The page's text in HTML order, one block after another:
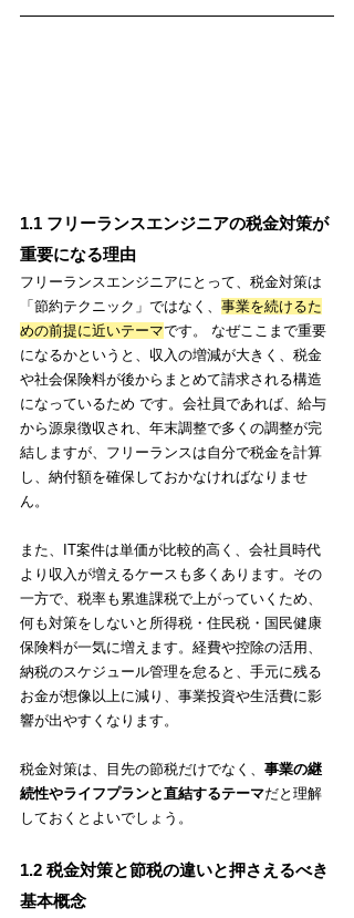
1.1 フリーランスエンジニアの税金対策が
重要になる理由
フリーランスエンジニアにとって、税金対策は
「節約テクニック」ではなく、 事業を続けるた
めの前提に近いテーマです。 なぜここまで重要
になるかというと、収入の増減が大きく、税金
や社会保険料が後からまとめて請求される構造
になっているため です。会社員であれば、給与
から源泉徴収され、年末調整で多くの調整が完
結しますが、フリーランスは自分で税金を計算
し、納付額を確保しておかなければなりませ
ん。
また、IT案件は単価が比較的高く、会社員時代
より収入が増えるケースも多くあります。その
一方で、税率も累進課税で上がっていくため、
何も対策をしないと所得税・住民税・国民健康
保険料が一気に増えます。経費や控除の活用、
納税のスケジュール管理を怠ると、手元に残る
お金が想像以上に減り、事業投資や生活費に影
響が出やすくなります。
税金対策は、目先の節税だけでなく、 事業の継
続性やライフプランと直結するテーマだと理解
しておくとよいでしょう。
1.2 税金対策と節税の違いと押さえるべき
基本概念